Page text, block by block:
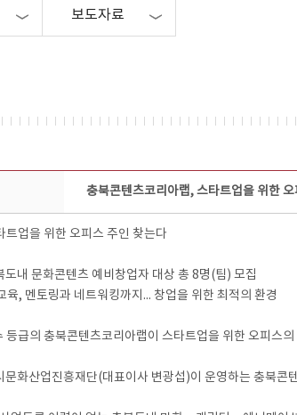
보도자료
충북콘텐츠코리아랩, 스타트업을 위한
업을 위한 오피스 주인 찾는다
내 문화콘텐츠 예비창업자 대상 총 8명(팀) 모집
육, 멘토링과 네트워킹까지... 창업을 위한 최적의 환경
등급의 충북콘텐츠코리아랩이 스타트업을 위한 오피스의
문화산업진흥재단(대표이사 변광섭)이 운영하는 충북콘